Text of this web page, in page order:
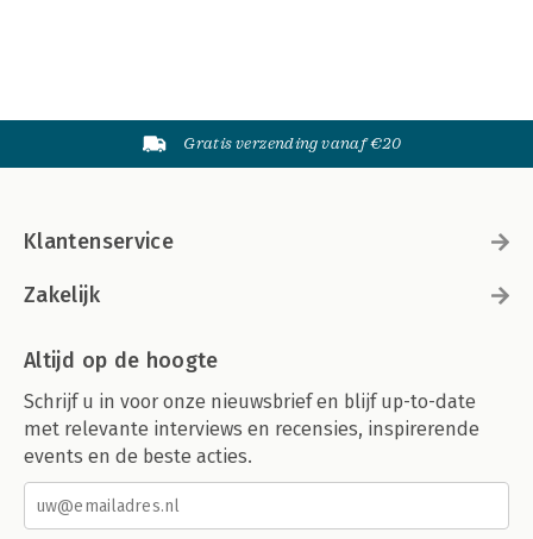
Gratis verzending vanaf €20
Klantenservice
Zakelijk
Altijd op de hoogte
Schrijf u in voor onze nieuwsbrief en blijf up-to-date
met relevante interviews en recensies, inspirerende
events en de beste acties.